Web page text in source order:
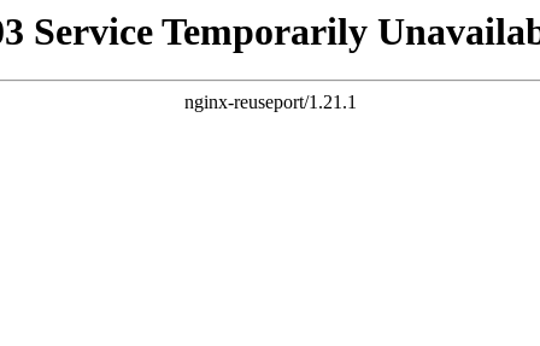
Service Temporarily
nginx-reuseport/1.21.1